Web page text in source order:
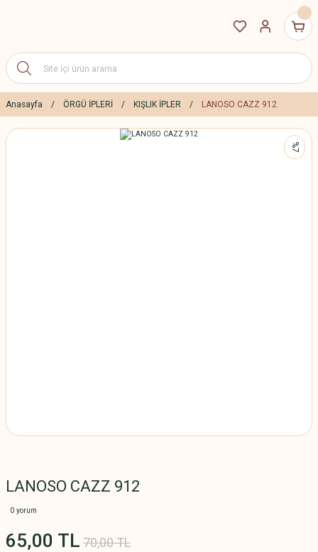
Anasayfa ÖRGÜ İPLERİ KIŞLIK İPLER LANOSO CAZZ 912
%7
LANOSO CAZZ 912
0 yorum
65,00 TL 70,00 TL